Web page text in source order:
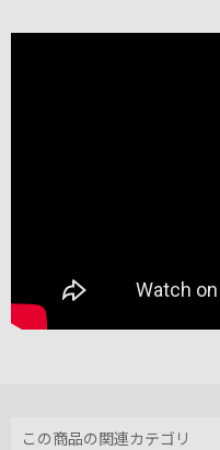
この商品の関連カテゴリ